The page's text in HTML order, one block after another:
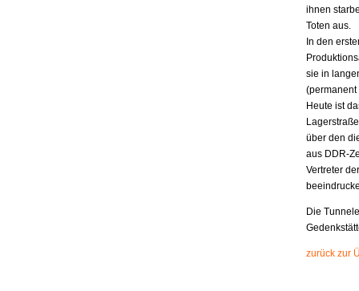
ihnen
Toten aus.
In den
sie in
Heute ist
über den
aus DDR-
Vertreter
Die
zurück zur